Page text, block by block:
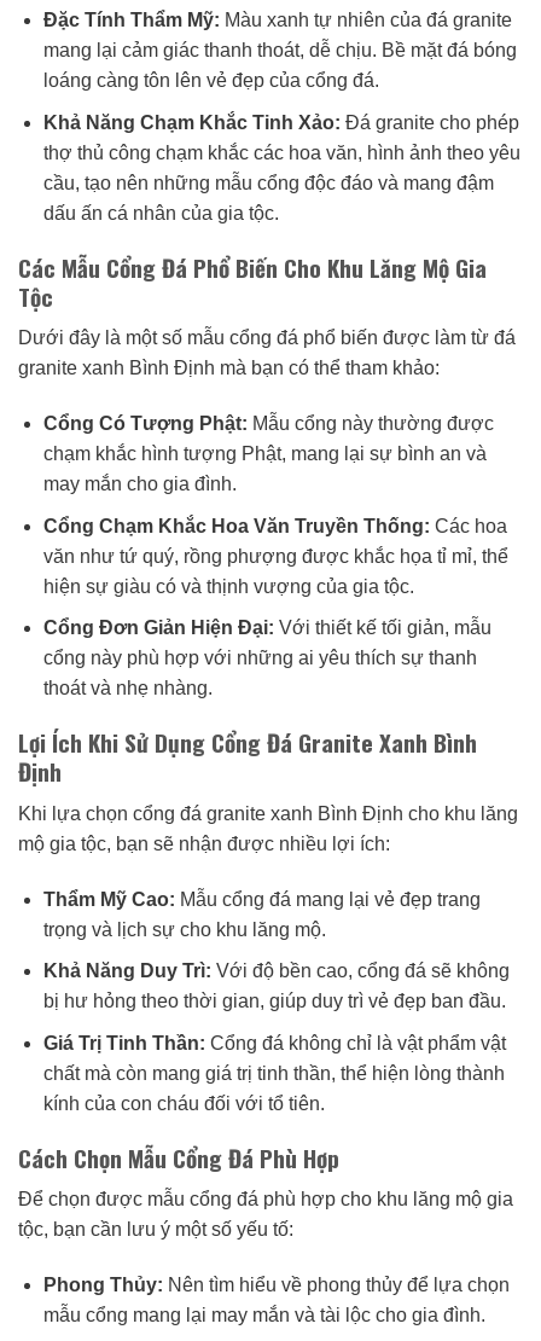
Đặc Tính Thẩm Mỹ: Màu xanh tự nhiên của đá granite
mang lại cảm giác thanh thoát, dễ chịu. Bề mặt đá bóng
loáng càng tôn lên vẻ đẹp của cổng đá.
Khả Năng Chạm Khắc Tinh Xảo: Đá granite cho phép
thợ thủ công chạm khắc các hoa văn, hình ảnh theo yêu
cầu, tạo nên những mẫu cổng độc đáo và mang đậm
dấu ấn cá nhân của gia tộc.
Các Mẫu Cổng Đá Phổ Biến Cho Khu Lăng Mộ Gia
Tộc
Dưới đây là một số mẫu cổng đá phổ biến được làm từ đá
granite xanh Bình Định mà bạn có thể tham khảo:
Cổng Có Tượng Phật: Mẫu cổng này thường được
chạm khắc hình tượng Phật, mang lại sự bình an và
may mắn cho gia đình.
Cổng Chạm Khắc Hoa Văn Truyền Thống: Các hoa
văn như tứ quý, rồng phượng được khắc họa tỉ mỉ, thể
hiện sự giàu có và thịnh vượng của gia tộc.
Cổng Đơn Giản Hiện Đại: Với thiết kế tối giản, mẫu
cổng này phù hợp với những ai yêu thích sự thanh
thoát và nhẹ nhàng.
Lợi Ích Khi Sử Dụng Cổng Đá Granite Xanh Bình
Định
Khi lựa chọn cổng đá granite xanh Bình Định cho khu lăng
mộ gia tộc, bạn sẽ nhận được nhiều lợi ích:
Thẩm Mỹ Cao: Mẫu cổng đá mang lại vẻ đẹp trang
trọng và lịch sự cho khu lăng mộ.
Khả Năng Duy Trì: Với độ bền cao, cổng đá sẽ không
bị hư hỏng theo thời gian, giúp duy trì vẻ đẹp ban đầu.
Giá Trị Tinh Thần: Cổng đá không chỉ là vật phẩm vật
chất mà còn mang giá trị tinh thần, thể hiện lòng thành
kính của con cháu đối với tổ tiên.
Cách Chọn Mẫu Cổng Đá Phù Hợp
Để chọn được mẫu cổng đá phù hợp cho khu lăng mộ gia
tộc, bạn cần lưu ý một số yếu tố:
Phong Thủy: Nên tìm hiểu về phong thủy để lựa chọn
mẫu cổng mang lại may mắn và tài lộc cho gia đình.